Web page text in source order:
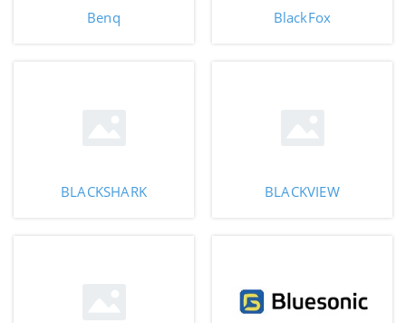
Benq BlackFox
BLACKSHARK BLACKVIEW